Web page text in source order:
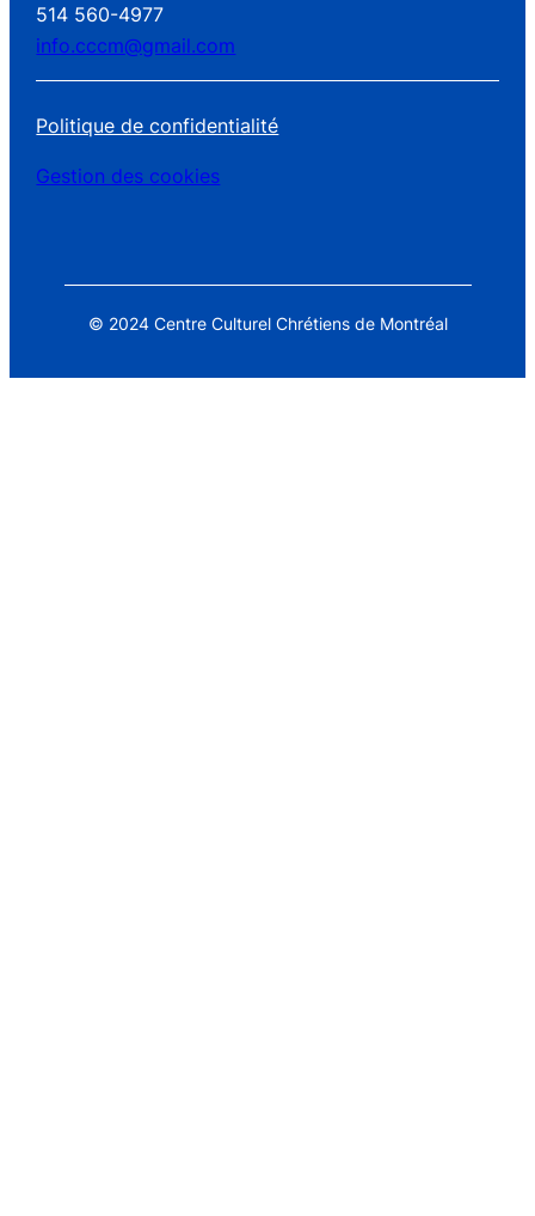
514 560-4977
info.cccm@gmail.com
Politique de confidentialité
Gestion des cookies
© 2024 Centre Culturel Chrétiens de Montréal